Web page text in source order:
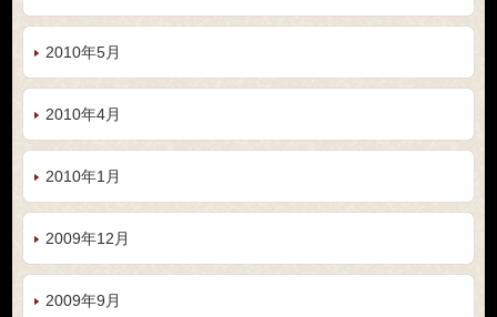
2010年5月
2010年4月
2010年1月
2009年12月
2009年9月